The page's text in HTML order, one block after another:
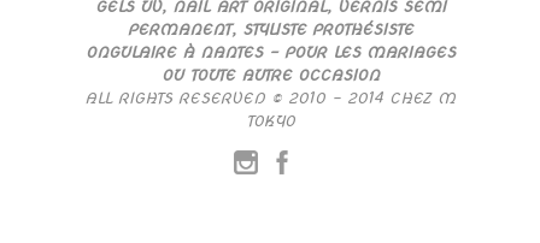
GELS UV, NAIL ART ORIGINAL, VERNIS SEMI
PERMANENT, STYLISTE PROTHÉSISTE
ONGULAIRE À NANTES – POUR LES MARIAGES
OU TOUTE AUTRE OCCASION
ALL RIGHTS RESERVED © 2010 – 2014 CHEZ M
TOKYO